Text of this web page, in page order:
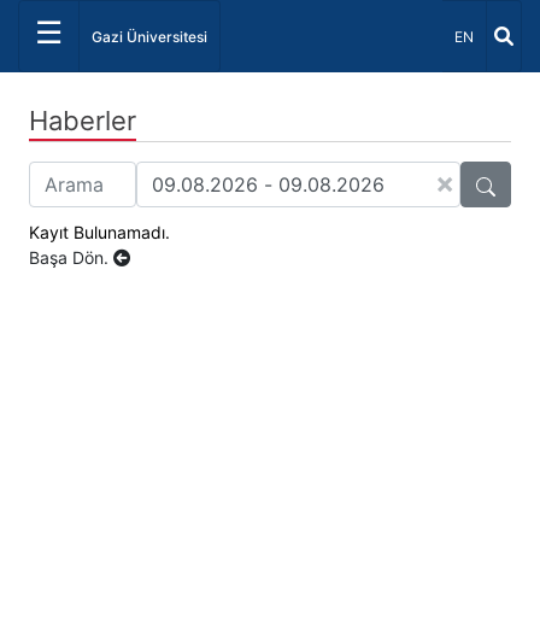
☰ Gazi Üniversitesi Dil Seçiniz
EN
Haberler
×
Kayıt Bulunamadı.
Başa Dön.